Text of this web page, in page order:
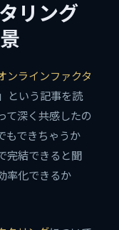
リング
ンラインファクタ
」という記事を読
て深く共感したの
もできちゃうか
完結できると聞
率化できるか